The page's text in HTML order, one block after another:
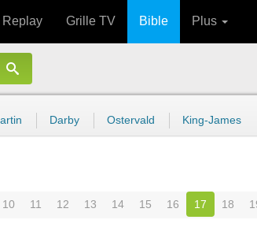
Replay Grille TV Bible Plus
Darby Ostervald King-James
10 11 12 13 14 15 16 17 18